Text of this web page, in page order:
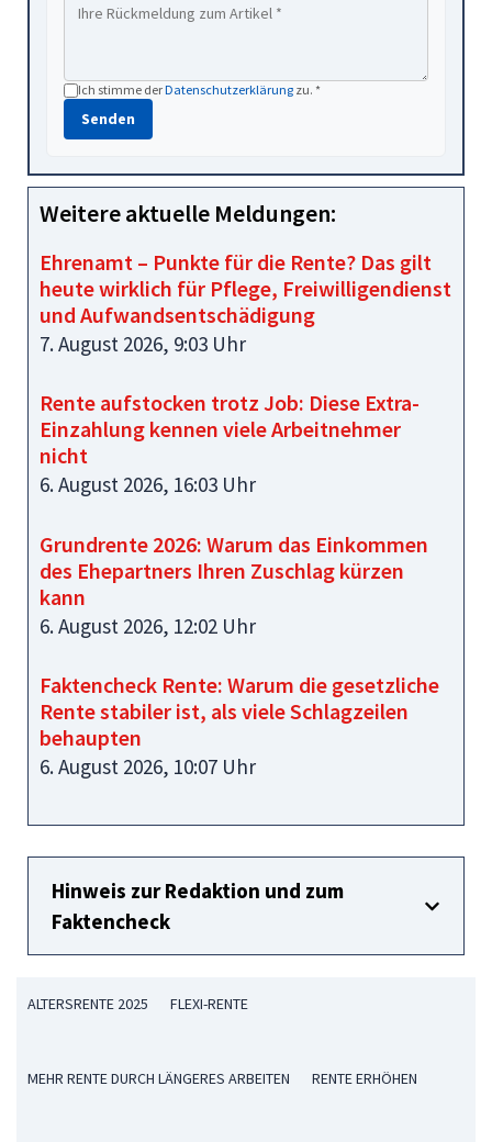
Ich stimme derDatenschutzerklärung zu. *
Senden
Weitere aktuelle Meldungen:
Ehrenamt – Punkte für die Rente? Das gilt
heute wirklich für Pflege, Freiwilligendienst
und Aufwandsentschädigung
7. August 2026, 9:03 Uhr
Rente aufstocken trotz Job: Diese Extra-
Einzahlung kennen viele Arbeitnehmer
nicht
6. August 2026, 16:03 Uhr
Grundrente 2026: Warum das Einkommen
des Ehepartners Ihren Zuschlag kürzen
kann
6. August 2026, 12:02 Uhr
Faktencheck Rente: Warum die gesetzliche
Rente stabiler ist, als viele Schlagzeilen
behaupten
6. August 2026, 10:07 Uhr
Hinweis zur Redaktion und zum
Faktencheck
ALTERSRENTE 2025 FLEXI-RENTE
MEHR RENTE DURCH LÄNGERES ARBEITEN RENTE ERHÖHEN